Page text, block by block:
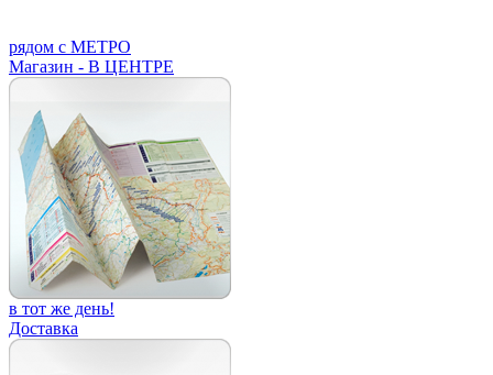
рядом с МЕТРО
Магазин - В ЦЕНТРЕ
в тот же день!
Доставка